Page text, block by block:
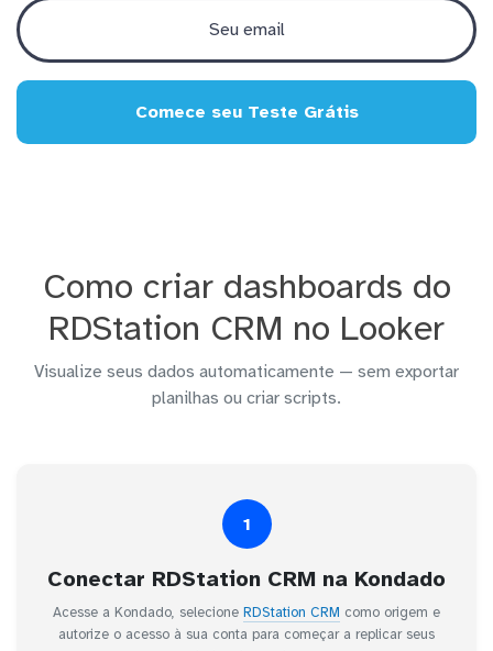
Comece seu Teste Grátis
Como criar dashboards do
RDStation CRM no Looker
Visualize seus dados automaticamente — sem exportar
planilhas ou criar scripts.
1
Conectar RDStation CRM na Kondado
Acesse a Kondado, selecione RDStation CRM como origem e
autorize o acesso à sua conta para começar a replicar seus